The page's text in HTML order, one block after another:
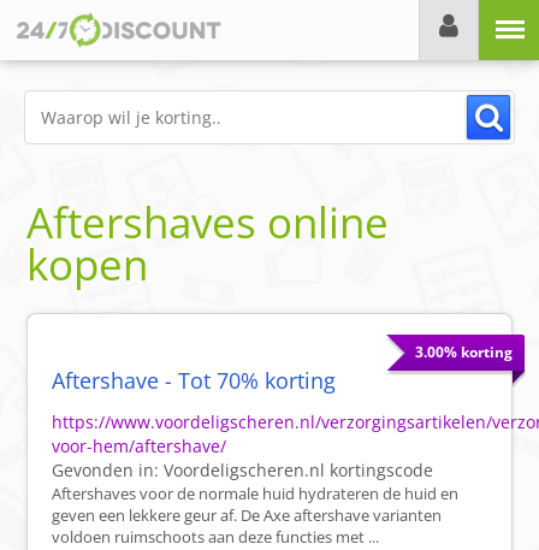
Aftershaves online
kopen
3.00% korting
Aftershave - Tot 70% korting
https://www.voordeligscheren.nl/verzorgingsartikelen/
voor-hem/aftershave/
Gevonden in:Voordeligscheren.nl kortingscode
Aftershaves voor de normale huid hydrateren de huid en
geven een lekkere geur af. De Axe aftershave varianten
voldoen ruimschoots aan deze functies met ...